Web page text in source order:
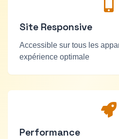
Site Responsive
Accessible sur tous les
expérience optimale
Performance